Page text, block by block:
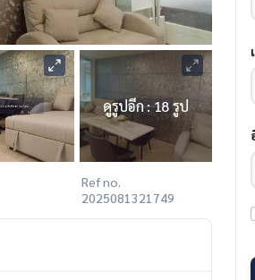
ดูรูปอีก : 18 รูป
Ref no.
2025081321749